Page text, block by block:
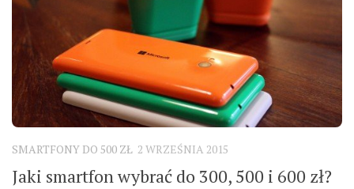
SMARTFONY DO 500 ZŁ 2 WRZEŚNIA 2015
Jaki smartfon wybrać do 300, 500 i 600 zł?